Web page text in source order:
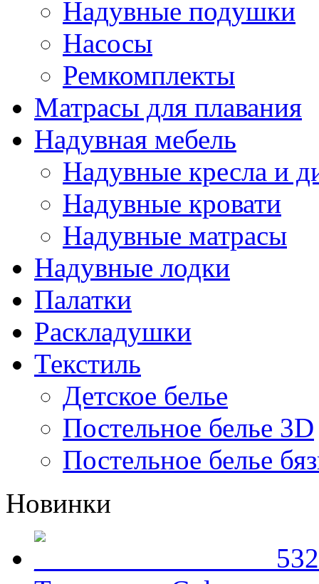
Надувные подушки
Насосы
Ремкомплекты
Матрасы для плавания
Надувная мебель
Надувные кресла и
Надувные кровати
Надувные матрасы
Надувные лодки
Палатки
Раскладушки
Текстиль
Детское белье
Постельное белье 3D
Постельное белье
Новинки